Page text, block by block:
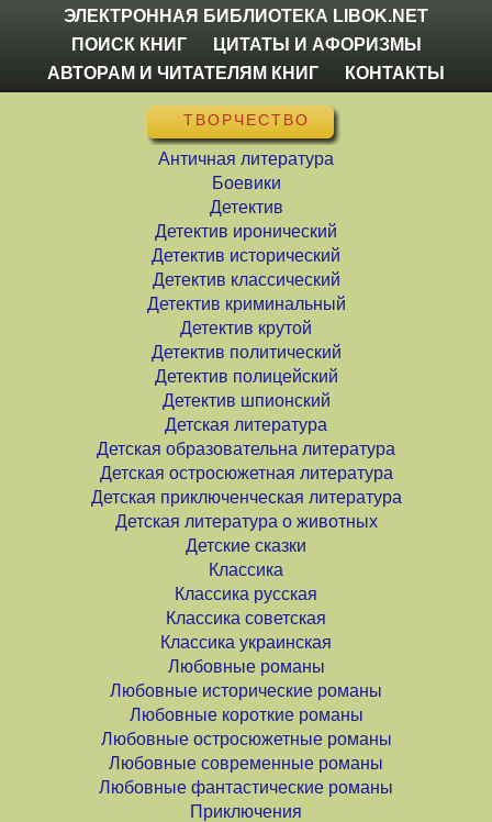
ЭЛЕКТРОННАЯ БИБЛИОТЕКА LIBOK.NET
ПОИСК КНИГ
ЦИТАТЫ И АФОРИЗМЫ
АВТОРАМ И ЧИТАТЕЛЯМ КНИГ
КОНТАКТЫ
ТВОРЧЕСТВО
Античная литература
Боевики
Детектив
Детектив иронический
Детектив исторический
Детектив классический
Детектив криминальный
Детектив крутой
Детектив политический
Детектив полицейский
Детектив шпионский
Детская литература
Детская образовательна литература
Детская остросюжетная литература
Детская приключенческая литература
Детская литература о животных
Детские сказки
Классика
Классика русская
Классика советская
Классика украинская
Любовные романы
Любовные исторические романы
Любовные короткие романы
Любовные остросюжетные романы
Любовные современные романы
Любовные фантастические романы
Приключения